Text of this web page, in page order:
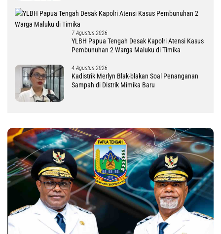
7 Agustus 2026
YLBH Papua Tengah Desak Kapolri Atensi Kasus
Pembunuhan 2 Warga Maluku di Timika
4 Agustus 2026
Kadistrik Merlyn Blak-blakan Soal Penanganan
Sampah di Distrik Mimika Baru